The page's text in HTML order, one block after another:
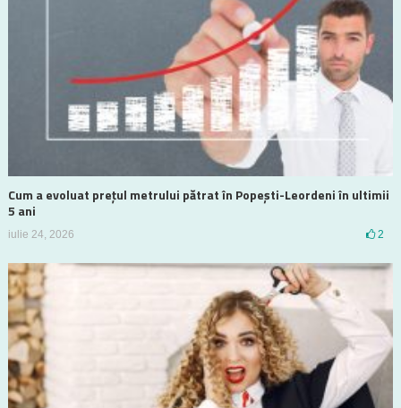
Cum a evoluat prețul metrului pătrat în Popești-Leordeni în ultimii
5 ani
iulie 24, 2026 2